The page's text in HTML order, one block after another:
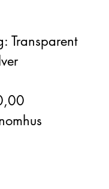
Transparent